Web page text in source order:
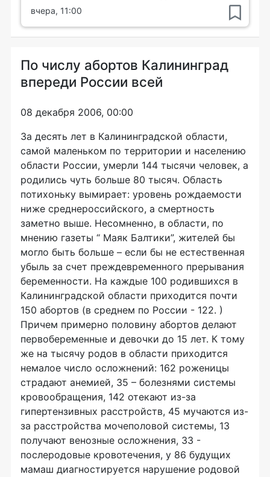
вчера, 11:00
По числу абортов Калининград
впереди России всей
08 декабря 2006, 00:00
За десять лет в Калининградской области,
самой маленьком по территории и населению
области России, умерли 144 тысячи человек, а
родились чуть больше 80 тысяч. Область
потихоньку вымирает: уровень рождаемости
ниже среднероссийского, а смертность
заметно выше. Несомненно, в области, по
мнению газеты “ Маяк Балтики”, жителей бы
могло быть больше – если бы не естественная
убыль за счет преждевременного прерывания
беременности. На каждые 100 родившихся в
Калининградской области приходится почти
150 абортов (в среднем по России - 122. )
Причем примерно половину абортов делают
первобеременные и девочки до 15 лет. К тому
же на тысячу родов в области приходится
немалое число осложнений: 162 роженицы
страдают анемией, 35 – болезнями системы
кровообращения, 142 отекают из-за
гипертензивных расстройств, 45 мучаются из-
за расстройства мочеполовой системы, 13
получают венозные осложнения, 33 -
послеродовые кровотечения, у 86 будущих
мамаш диагностируется нарушение родовой